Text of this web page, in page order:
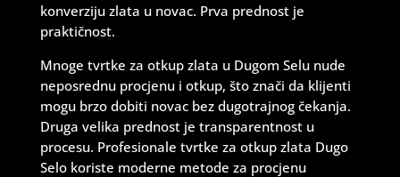
konverziju zlata u novac. Prva prednost je
praktičnost.
Mnoge tvrtke za otkup zlata u Dugom Selu nude
neposrednu procjenu i otkup, što znači da klijenti
mogu brzo dobiti novac bez dugotrajnog čekanja.
Druga velika prednost je transparentnost u
procesu. Profesionale tvrtke za otkup zlata Dugo
Selo koriste moderne metode za procjenu